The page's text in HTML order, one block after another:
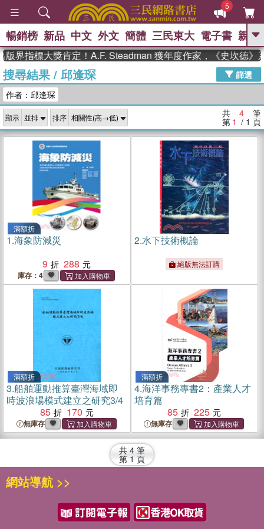
5
GO
The Odyssey 、
父親節 、 如果歷史是一群喵 、 暑期
念華 、 台灣的李登輝時代 、 數學女
孩：黎曼猜想
偉大的迷走神經
暢銷榜 新品 中文 外文 簡體 三民東大 電子書 親子
界指標大獎肯定！A.F. Steadman 獲年度作家，《史坎德》
搜尋結果/ 邱逢琛
篩選
作者：邱逢琛
顯示 排序 共 4 筆
第 1 / 1 頁
滿額折
1.海象防減災
9
288
庫存：4
2.水下技術概論
絕版無法訂購
滿額折
3.船舶運動推算臺灣海域即
時波浪場模式建立之研究3/4
85
170
無庫存
滿額折
4.海洋事務專書2：產業人才
培育篇
85
225
無庫存
共 4 筆
第 1 頁
網站導航 >>